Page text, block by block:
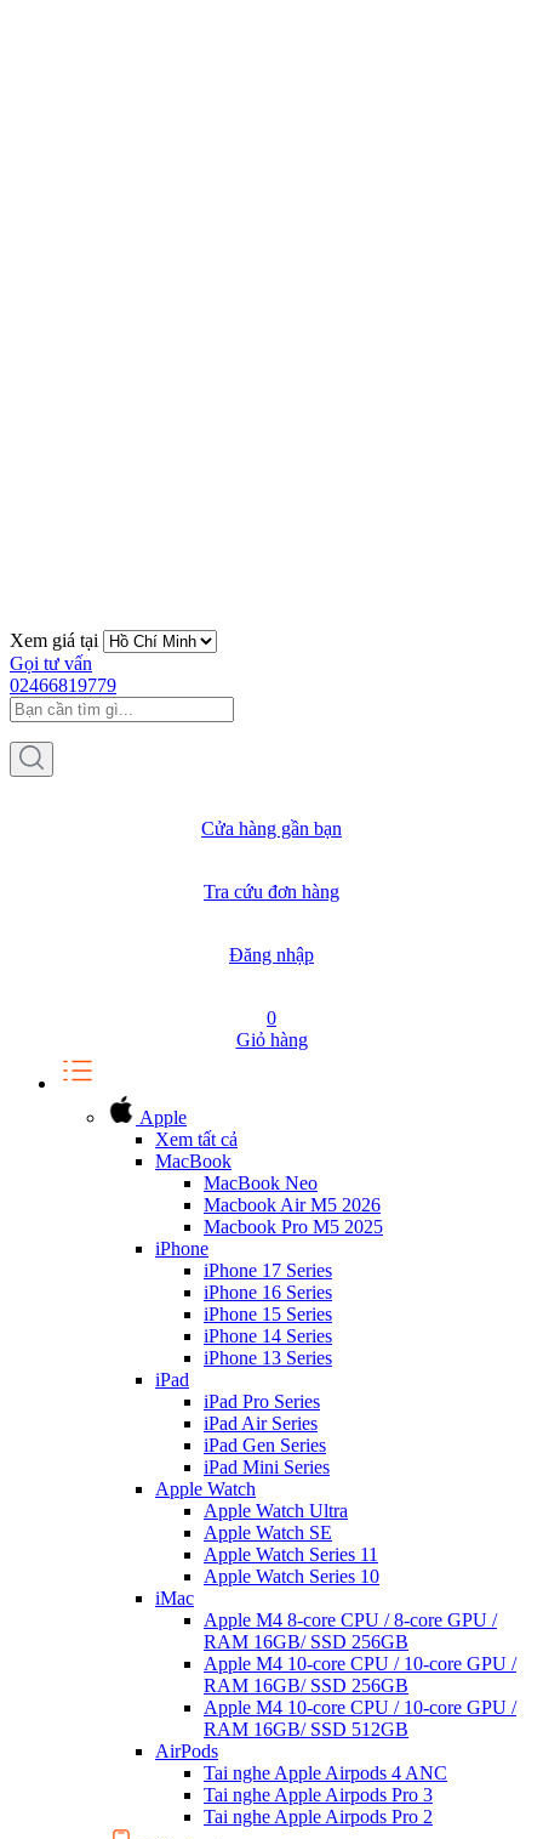
Xem giá tại
Gọi tư vấn
02466819779
Cửa hàng gần bạn
Tra cứu đơn hàng
Đăng nhập
0
Giỏ hàng
Apple
Xem tất cả
MacBook
MacBook Neo
Macbook Air M5 2026
Macbook Pro M5 2025
iPhone
iPhone 17 Series
iPhone 16 Series
iPhone 15 Series
iPhone 14 Series
iPhone 13 Series
iPad
iPad Pro Series
iPad Air Series
iPad Gen Series
iPad Mini Series
Apple Watch
Apple Watch Ultra
Apple Watch SE
Apple Watch Series 11
Apple Watch Series 10
iMac
Apple M4 8-core CPU / 8-core GPU /
RAM 16GB/ SSD 256GB
Apple M4 10-core CPU / 10-core GPU /
RAM 16GB/ SSD 256GB
Apple M4 10-core CPU / 10-core GPU /
RAM 16GB/ SSD 512GB
AirPods
Tai nghe Apple Airpods 4 ANC
Tai nghe Apple Airpods Pro 3
Tai nghe Apple Airpods Pro 2